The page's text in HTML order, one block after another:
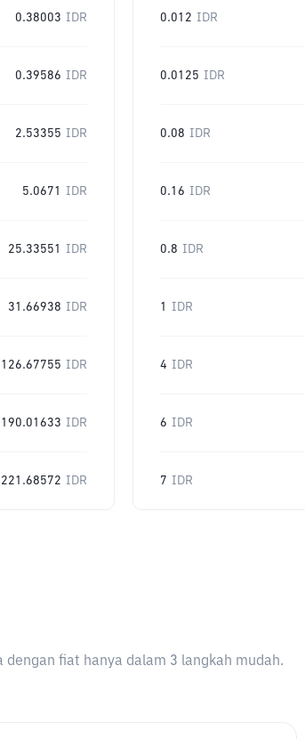
0.38003 IDR
0.39586 IDR
2.53355 IDR
5.0671 IDR
25.33551 IDR
31.66938 IDR
126.67755 IDR
190.01633 IDR
221.68572 IDR
0.012 IDR
0.0125 IDR
0.08 IDR
0.16 IDR
0.8 IDR
1 IDR
4 IDR
6 IDR
7 IDR
fiat hanya dalam 3 langkah mudah.